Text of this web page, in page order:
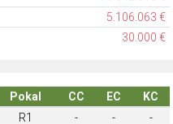
5.106.063 €
30.000 €
Pokal CC EC
KC
R1 - -
-